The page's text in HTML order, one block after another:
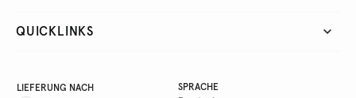
QUICKLINKS
LIEFERUNG NACH SPRACHE